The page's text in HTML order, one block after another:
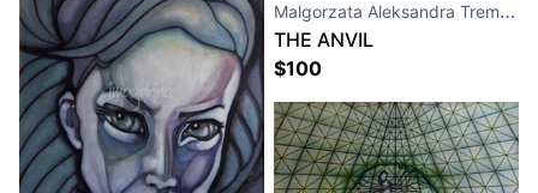
Malgorzata Aleksandra Trembla
THE ANVIL
$100